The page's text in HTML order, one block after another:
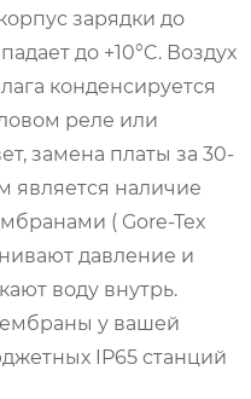
зарядки до
до +10°C. Воздух
конденсируется
реле или
замена платы за 30-
является наличие
( Gore-Tex
давление и
воду внутрь.
у вашей
IP65 станций